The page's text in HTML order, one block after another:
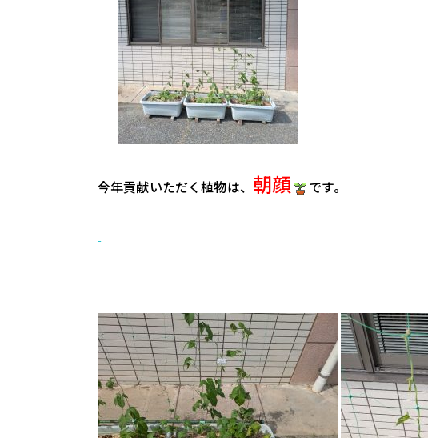
今年貢献いただく植物は、 朝顔 です。